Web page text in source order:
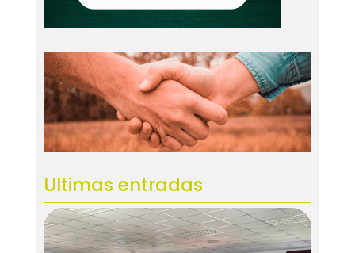
Ultimas entradas